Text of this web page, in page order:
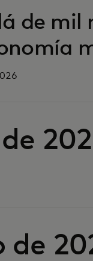
de mil
de